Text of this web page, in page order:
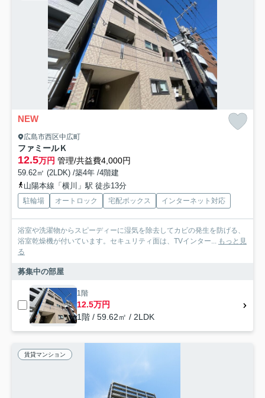
NEW
広島市西区中広町
ファミールＫ
12.5万円 管理/共益費4,000円
59.62㎡ (2LDK) /築4年 /4階建
山陽本線「横川」駅 徒歩13分
駐輪場 オートロック 宅配ボックス インターネット対応
浴室や洗濯物からスピーディーに湿気を除去してカビの発生を防げる、
浴室乾燥機が付いています。セキュリティ面は、TVインター... もっと見
る
募集中の部屋
1階
12.5万円
1階 / 59.62㎡ / 2LDK
賃貸マンション